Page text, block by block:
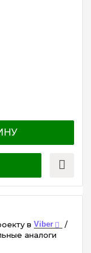
в Viber /
аналоги